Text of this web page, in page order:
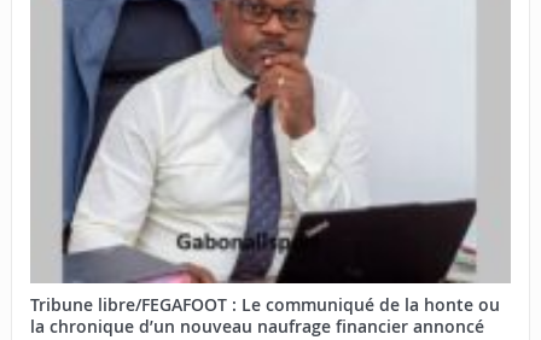
Tribune libre/FEGAFOOT : Le communiqué de la honte ou
la chronique d’un nouveau naufrage financier annoncé